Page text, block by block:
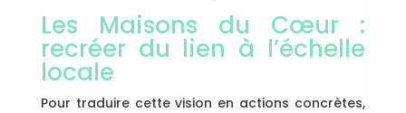
Les Maisons du Cœur :
recréer du lien à l’échelle
locale
Pour traduire cette vision en actions concrètes,